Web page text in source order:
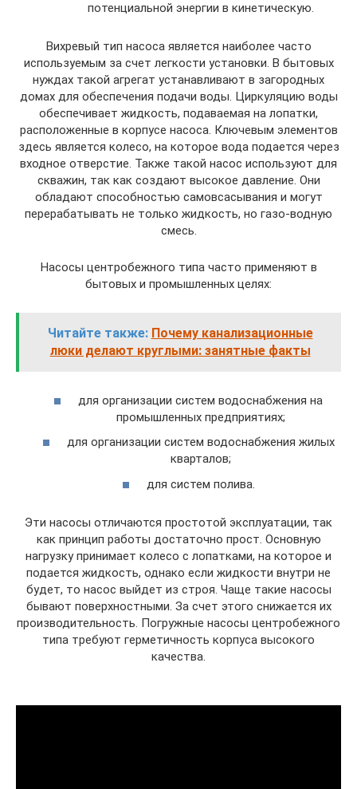
потенциальной энергии в кинетическую.
Вихревый тип насоса является наиболее часто
используемым за счет легкости установки. В бытовых
нуждах такой агрегат устанавливают в загородных
домах для обеспечения подачи воды. Циркуляцию воды
обеспечивает жидкость, подаваемая на лопатки,
расположенные в корпусе насоса. Ключевым элементов
здесь является колесо, на которое вода подается через
входное отверстие. Также такой насос используют для
скважин, так как создают высокое давление. Они
обладают способностью самовсасывания и могут
перерабатывать не только жидкость, но газо-водную
смесь.
Насосы центробежного типа часто применяют в
бытовых и промышленных целях:
Читайте также: Почему канализационные
люки делают круглыми: занятные факты
для организации систем водоснабжения на
промышленных предприятиях;
для организации систем водоснабжения жилых
кварталов;
для систем полива.
Эти насосы отличаются простотой эксплуатации, так
как принцип работы достаточно прост. Основную
нагрузку принимает колесо с лопатками, на которое и
подается жидкость, однако если жидкости внутри не
будет, то насос выйдет из строя. Чаще такие насосы
бывают поверхностными. За счет этого снижается их
производительность. Погружные насосы центробежного
типа требуют герметичность корпуса высокого
качества.